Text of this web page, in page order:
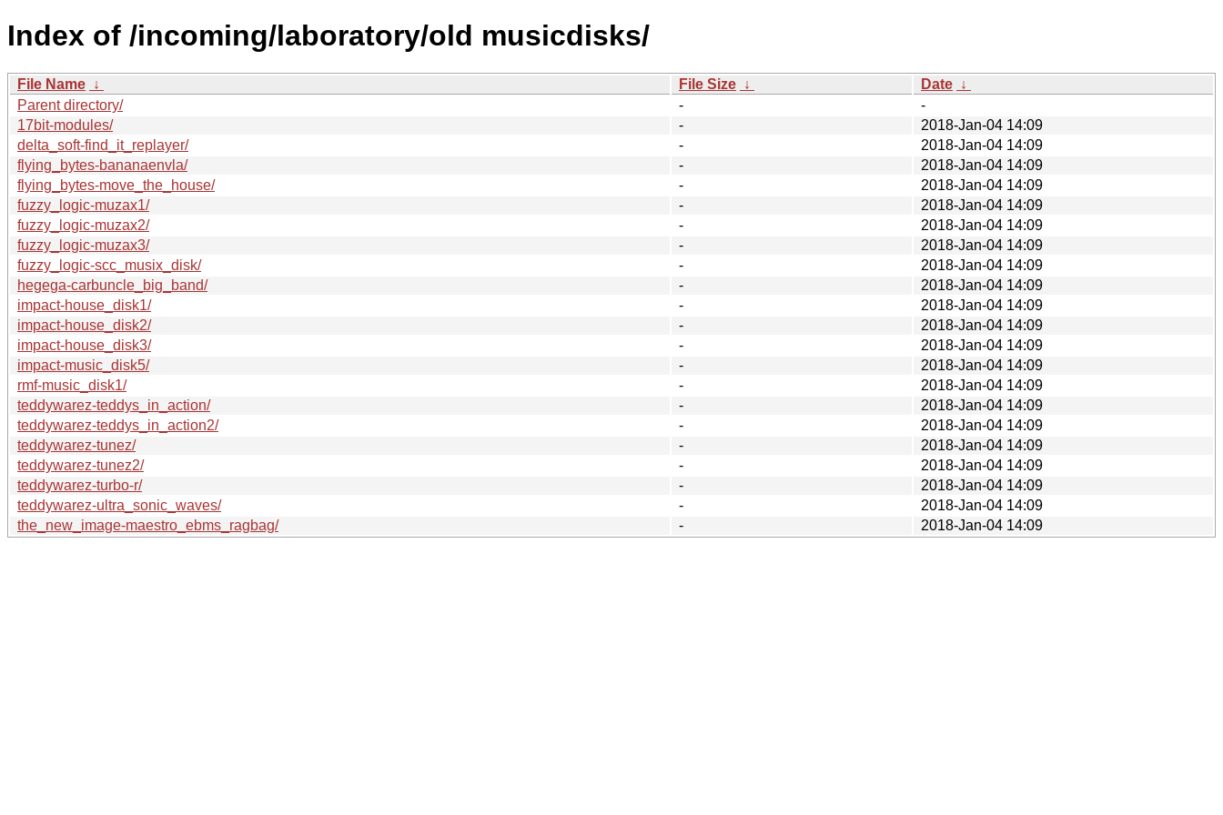
Index of /incoming/laboratory/old musicdisks/
File Name ↓ File Size ↓ Date ↓
Parent directory/
-
-
17bit-modules/
-
2018-Jan-04 14:09
delta_soft-find_it_replayer/
-
2018-Jan-04 14:09
flying_bytes-bananaenvla/
-
2018-Jan-04 14:09
flying_bytes-move_the_house/
-
2018-Jan-04 14:09
fuzzy_logic-muzax1/
-
2018-Jan-04 14:09
fuzzy_logic-muzax2/
-
2018-Jan-04 14:09
fuzzy_logic-muzax3/
-
2018-Jan-04 14:09
fuzzy_logic-scc_musix_disk/
-
2018-Jan-04 14:09
hegega-carbuncle_big_band/
-
2018-Jan-04 14:09
impact-house_disk1/
-
2018-Jan-04 14:09
impact-house_disk2/
-
2018-Jan-04 14:09
impact-house_disk3/
-
2018-Jan-04 14:09
impact-music_disk5/
-
2018-Jan-04 14:09
rmf-music_disk1/
-
2018-Jan-04 14:09
teddywarez-teddys_in_action/
-
2018-Jan-04 14:09
teddywarez-teddys_in_action2/
-
2018-Jan-04 14:09
teddywarez-tunez/
-
2018-Jan-04 14:09
teddywarez-tunez2/
-
2018-Jan-04 14:09
teddywarez-turbo-r/
-
2018-Jan-04 14:09
teddywarez-ultra_sonic_waves/
-
2018-Jan-04 14:09
the_new_image-maestro_ebms_ragbag/
- 2018-Jan-04 14:09